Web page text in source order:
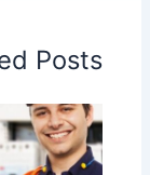
Posts